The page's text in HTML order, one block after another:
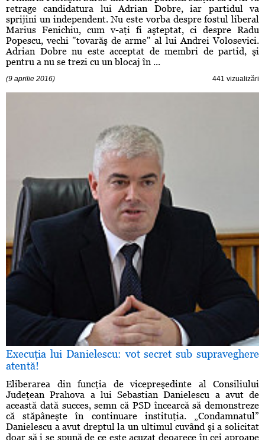
retrage candidatura lui Adrian Dobre, iar partidul va
sprijini un independent. Nu este vorba despre fostul liberal
Marius Fenichiu, cum v-aţi fi aşteptat, ci despre Radu
Popescu, vechi "tovarăş de arme" al lui Andrei Volosevici.
Adrian Dobre nu este acceptat de membri de partid, şi
pentru a nu se trezi cu un blocaj în ...
(9 aprilie 2016) 441 vizualizări
Execuţia lui Danielescu: vot secret sub supraveghere
atentă!
Eliberarea din funcţia de vicepreşedinte al Consiliului
Judeţean Prahova a lui Sebastian Danielescu a avut de
această dată succes, semn că PSD încearcă să demonstreze
că stăpâneşte în continuare instituţia. „Condamnatul”
Danielescu a avut dreptul la un ultimul cuvând şi a solicitat
doar să i se spună de ce este acuzat deoarece în cei aproape